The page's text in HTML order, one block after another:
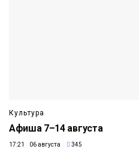
Культура
Афиша 7–14 августа
17:21 06 августа 345